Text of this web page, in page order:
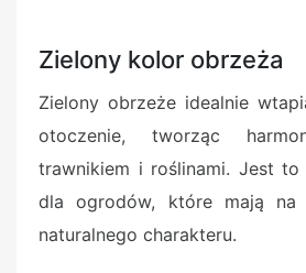
Zielony kolor obrzeża
Zielony obrzeże idealnie
otoczenie, tworząc
trawnikiem i roślinami. Jest to
dla ogrodów, które mają na
naturalnego charakteru.